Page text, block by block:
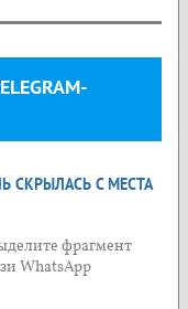
СКРЫЛАСЬ С МЕСТА
фрагмент
WhatsApp